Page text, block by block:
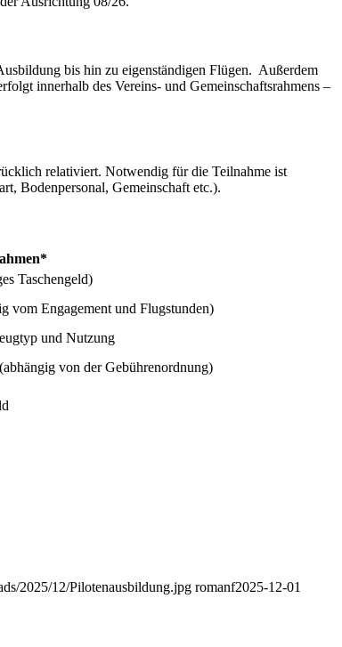
bis hin zu eigenständigen Flügen. Außerdem
innerhalb des Vereins- und Gemeinschaftsrahmens –
relativiert. Notwendig für die Teilnahme ist
Bodenpersonal, Gemeinschaft etc.).
Taschengeld)
vom Engagement und Flugstunden)
und Nutzung
von der Gebührenordnung)
2025/12/Pilotenausbildung.jpg romanf2025-12-01